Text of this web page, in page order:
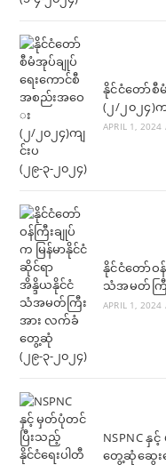
နိုင်ငံတော်စီ
(၂/၂၀၂၄)က
APRIL 1, 2024
နိုင်ငံတော်ဝ
သံအမတ်ကြီ
APRIL 1, 2024
NSPNC နှ
တွေ့ဆုံဆွေးနွ